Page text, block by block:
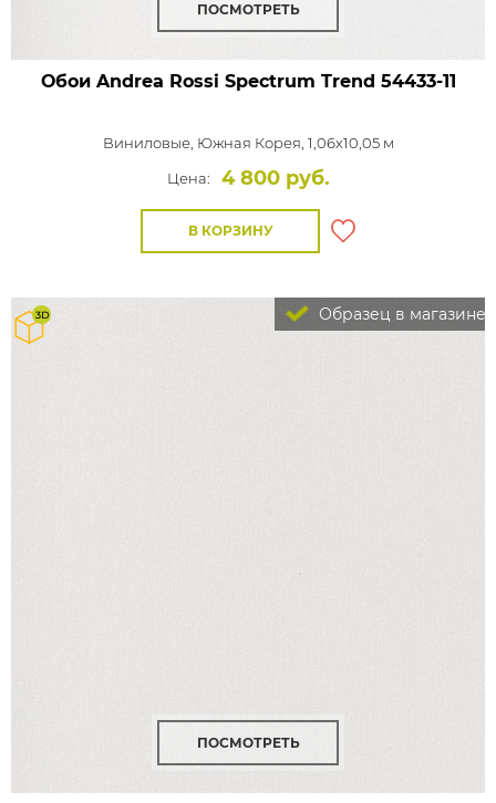
ПОСМОТРЕТЬ
Обои Andrea Rossi Spectrum Trend 54433-11
Виниловые, Южная Корея, 1,06x10,05 м
Цена:
4 800 руб.
В КОРЗИНУ
Образец в магазине
ПОСМОТРЕТЬ